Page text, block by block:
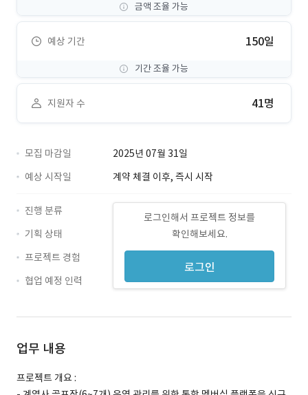
금액 조율 가능
예상 기간 150일
기간 조율 가능
지원자 수 41명
모집 마감일
2025년 07월 31일
예상 시작일
계약 체결 이후, 즉시 시작
로그인해서 프로젝트 정보를
확인해보세요.
로그인
진행 분류
기획 상태
프로젝트 경험
협업 예정 인력
업무 내용
프로젝트 개요 :